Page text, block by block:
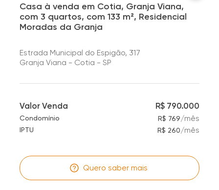
Casa à venda em Cotia, Granja Viana,
com 3 quartos, com 133 m², Residencial
Moradas da Granja
Estrada Municipal do Espigão, 317
Granja Viana - Cotia - SP
Valor Venda R$ 790.000
Condomínio R$ 769/mês
IPTU R$ 260/mês
Quero saber mais